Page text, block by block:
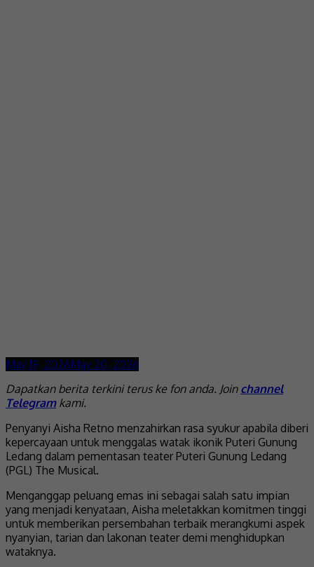
May 19, 2026May 20, 2026
Dapatkan berita terkini terus ke fon anda. Join channel
Telegramkami.
Penyanyi Aisha Retno menzahirkan rasa syukur apabila diberi
kepercayaan untuk menggalas watak ikonik Puteri Gunung
Ledang dalam pementasan teater Puteri Gunung Ledang
(PGL) The Musical.
Menganggap peluang emas ini sebagai salah satu impian
yang menjadi kenyataan, Aisha meletakkan komitmen tinggi
untuk memberikan persembahan terbaik merangkumi aspek
nyanyian, tarian dan lakonan teater demi menghidupkan
wataknya.